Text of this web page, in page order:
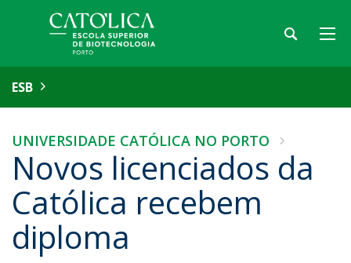
ESB
UNIVERSIDADE CATÓLICA NO PORTO
Novos licenciados da
Católica recebem
diploma